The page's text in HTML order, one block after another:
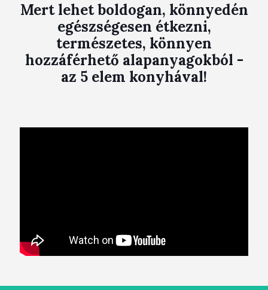
Mert lehet boldogan, könnyedén
egészségesen étkezni,
természetes, könnyen
hozzáférhető alapanyagokból -
az 5 elem konyhával!